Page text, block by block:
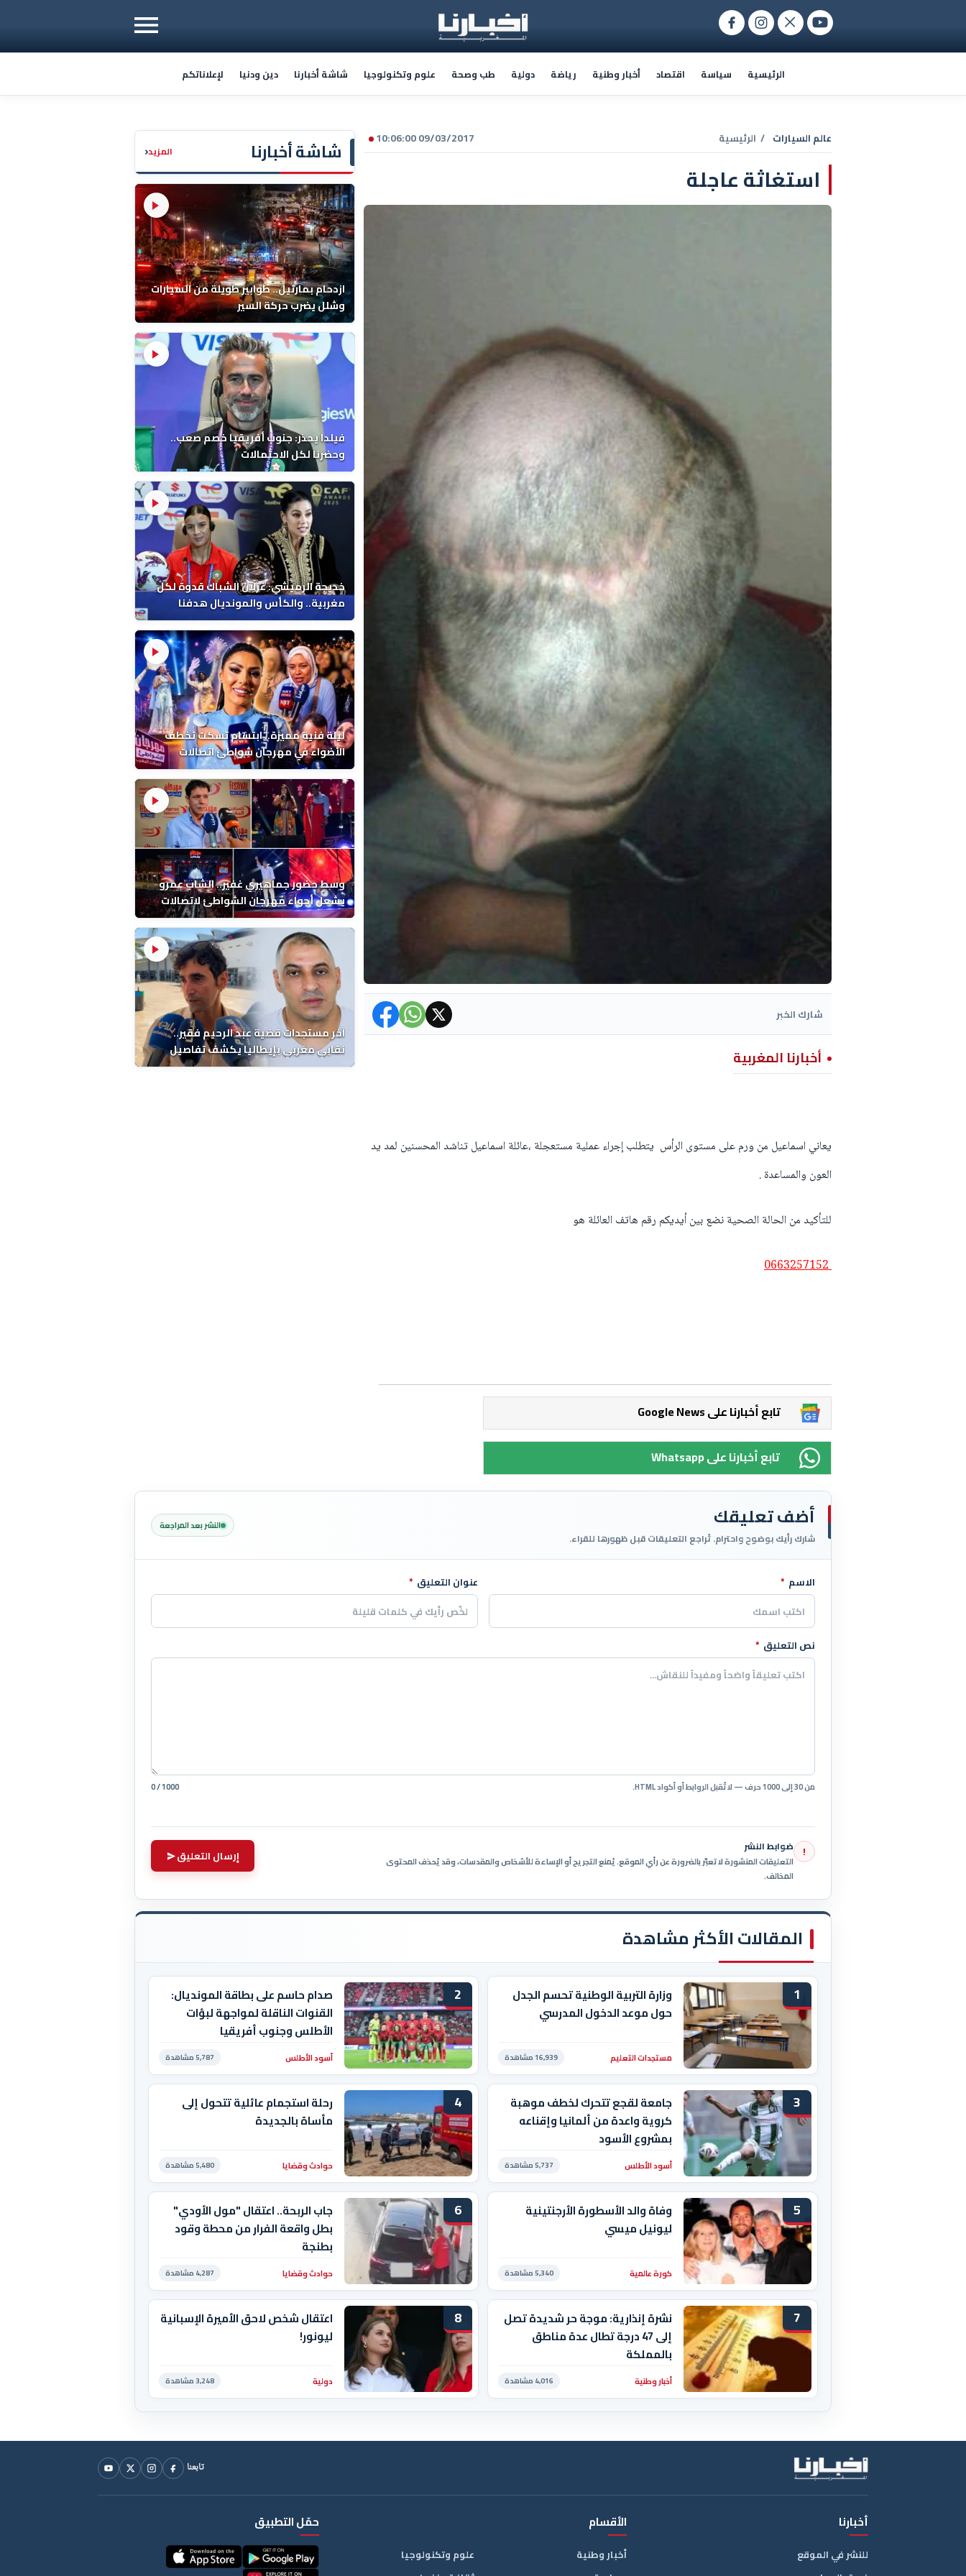
الرئيسية سياسة اقتصاد أخبار وطنية رياضة دولية طب وصحة علوم وتكنولوجيا شاشة أخبارنا دين ودنيا لإعلاناتكم
شاشة أخبارنا المزيد‹
ازدحام بمارتيل.. طوابير طويلة من السيارات
وشلل يضرب حركة السير
فيلدا يحذر: جنوب أفريقيا خصم صعب..
وحضرنا لكل الاحتمالات
خديجة الرميشي: غزلان الشباك قدوة لكل
مغربية.. والكأس والمونديال هدفنا
ليلة فنية مميزة.. ابتسام تسكت تخطف
الأضواء في مهرجان شواطئ اتصالات
المغرب بالمضيق
وسط حضور جماهيري غفير.. الشاب عمرو
يشعل أجواء مهرجان الشواطئ لاتصالات
المغرب بطنجة
آخر مستجدات قضية عبد الرحيم فقير..
نقابي مغربي بإيطاليا يكشف تفاصيل
الوفاة ونتائج التشريح
09/03/2017 10:06:00 عالم السيارات / الرئيسية
استغاثة عاجلة
شارك الخبر
أخبارنا المغربية
يعاني اسماعيل من ورم على مستوى الرأس يتطلب إجراء عملية مستعجلة ،عائلة اسماعيل تناشد المحسنين لمد يد
العون والمساعدة .
للتأكيد من الحالة الصحية نضع بين أيديكم رقم هاتف العائلة هو
0663257152
Google News تابع أخبارنا على
Whatsapp تابع أخبارنا على
أضف تعليقك
شارك رأيك بوضوح واحترام. تُراجع التعليقات قبل ظهورها للقراء.
النشر بعد المراجعة
اترك هذا الحقل فارغاً
الاسم * عنوان التعليق *
نص التعليق *
من 30 إلى 1000 حرف — لا تُقبل الروابط أو أكواد HTML. 0 / 1000
! ضوابط النشر
التعليقات المنشورة لا تعبّر بالضرورة عن رأي الموقع. يُمنع التجريح أو الإساءة للأشخاص والمقدسات، وقد يُحذف المحتوى
المخالف.
إرسال التعليق
المقالات الأكثر مشاهدة
1
وزارة التربية الوطنية تحسم الجدل
حول موعد الدخول المدرسي
مستجدات التعليم 16,939 مشاهدة
2
صدام حاسم على بطاقة المونديال:
القنوات الناقلة لمواجهة لبؤات
الأطلس وجنوب أفريقيا
أسود الأطلس 5,787 مشاهدة
3
جامعة لقجع تتحرك لخطف موهبة
كروية واعدة من ألمانيا وإقناعه
بمشروع الأسود
أسود الأطلس 5,737 مشاهدة
4
رحلة استجمام عائلية تتحول إلى
مأساة بالجديدة
حوادث وقضايا 5,480 مشاهدة
5
وفاة والد الأسطورة الأرجنتينية
ليونيل ميسي
كورة عالمية 5,340 مشاهدة
6
جاب الربحة.. اعتقال "مول الأودي"
بطل واقعة الفرار من محطة وقود
بطنجة
حوادث وقضايا 4,287 مشاهدة
7
نشرة إنذارية: موجة حر شديدة تصل
إلى 47 درجة تطال عدة مناطق
بالمملكة
أخبار وطنية 4,016 مشاهدة
8
اعتقال شخص لاحق الأميرة الإسبانية
ليونور!
دولية 3,248 مشاهدة
تابعنا
الأقسام
أخبار وطنية
علوم وتكنولوجيا
أخبارنا
للنشر في الموقع
حمّل التطبيق